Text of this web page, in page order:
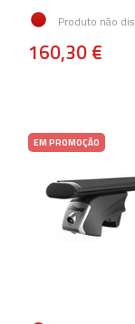
Produto não
160,30 €
EM PROMOÇÃO